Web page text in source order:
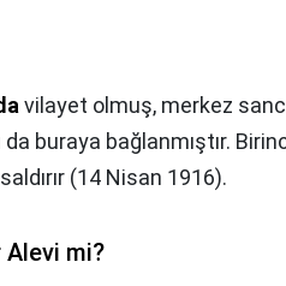
vilayet olmuş, merkez
da buraya bağlanmıştır.
(14 Nisan 1916).
Alevi mi?